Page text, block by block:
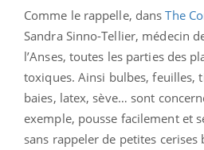
Comme le rappelle, dansThe
Sandra Sinno-Tellier, médecin
l’Anses, toutes les parties des
toxiques. Ainsi bulbes, feuilles,
baies, latex, sève… sont
exemple, pousse facilement et
sans rappeler de petites cerises